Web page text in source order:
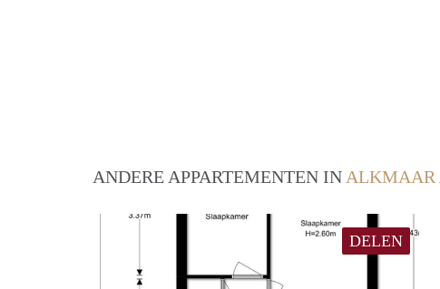
ANDERE APPARTEMENTEN IN ALKMAAR
DELEN